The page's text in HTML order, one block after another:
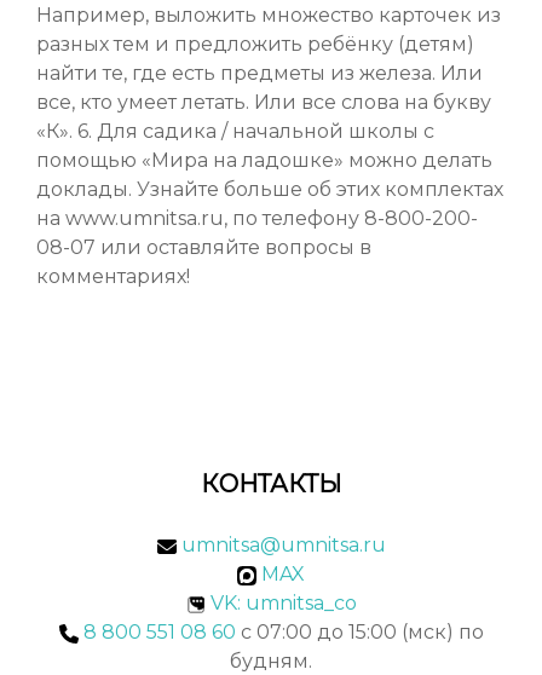
Например, выложить множество карточек из
разных тем и предложить ребёнку (детям)
найти те, где есть предметы из железа. Или
все, кто умеет летать. Или все слова на букву
«К». 6. Для садика / начальной школы с
помощью «Мира на ладошке» можно делать
доклады. Узнайте больше об этих комплектах
на www.umnitsa.ru, по телефону 8-800-200-
08-07 или оставляйте вопросы в
комментариях!
КОНТАКТЫ
umnitsa@umnitsa.ru
MAX
VK: umnitsa_co
8 800 551 08 60 с 07:00 до 15:00 (мск) по
будням.